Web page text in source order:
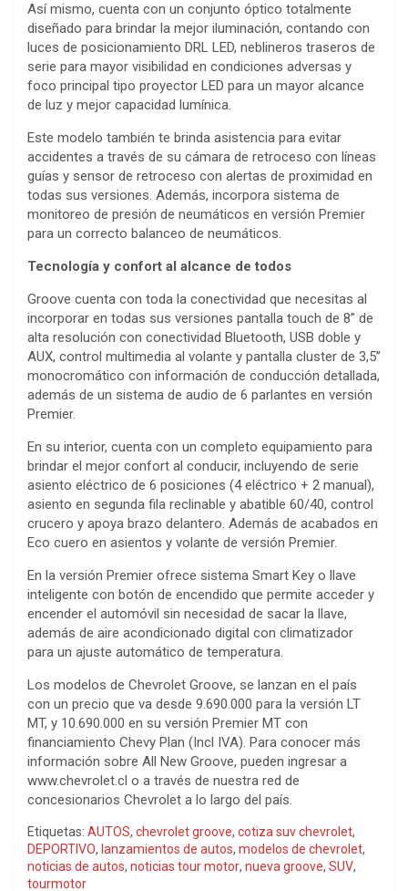
Así mismo, cuenta con un conjunto óptico totalmente
diseñado para brindar la mejor iluminación, contando con
luces de posicionamiento DRL LED, neblineros traseros de
serie para mayor visibilidad en condiciones adversas y
foco principal tipo proyector LED para un mayor alcance
de luz y mejor capacidad lumínica.
Este modelo también te brinda asistencia para evitar
accidentes a través de su cámara de retroceso con líneas
guías y sensor de retroceso con alertas de proximidad en
todas sus versiones. Además, incorpora sistema de
monitoreo de presión de neumáticos en versión Premier
para un correcto balanceo de neumáticos.
Tecnología y confort al alcance de todos
Groove cuenta con toda la conectividad que necesitas al
incorporar en todas sus versiones pantalla touch de 8” de
alta resolución con conectividad Bluetooth, USB doble y
AUX, control multimedia al volante y pantalla cluster de 3,5’’
monocromático con información de conducción detallada,
además de un sistema de audio de 6 parlantes en versión
Premier.
En su interior, cuenta con un completo equipamiento para
brindar el mejor confort al conducir, incluyendo de serie
asiento eléctrico de 6 posiciones (4 eléctrico + 2 manual),
asiento en segunda fila reclinable y abatible 60/40, control
crucero y apoya brazo delantero. Además de acabados en
Eco cuero en asientos y volante de versión Premier.
En la versión Premier ofrece sistema Smart Key o llave
inteligente con botón de encendido que permite acceder y
encender el automóvil sin necesidad de sacar la llave,
además de aire acondicionado digital con climatizador
para un ajuste automático de temperatura.
Los modelos de Chevrolet Groove, se lanzan en el país
con un precio que va desde 9.690.000 para la versión LT
MT, y 10.690.000 en su versión Premier MT con
financiamiento Chevy Plan (Incl IVA). Para conocer más
información sobre All New Groove, pueden ingresar a
www.chevrolet.cl o a través de nuestra red de
concesionarios Chevrolet a lo largo del país.
Etiquetas: AUTOS, chevrolet groove, cotiza suv chevrolet,
DEPORTIVO, lanzamientos de autos, modelos de chevrolet,
noticias de autos, noticias tour motor, nueva groove, SUV,
tourmotor